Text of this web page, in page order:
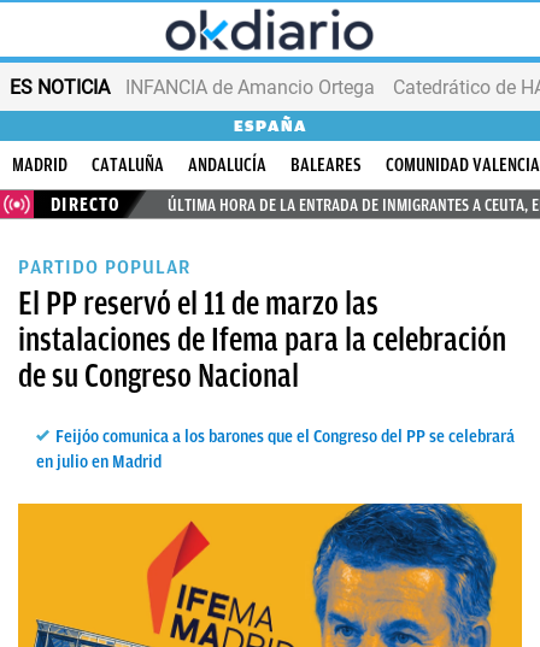
ES NOTICIA INFANCIA de Amancio Ortega
ESPAÑA
MADRID CATALUÑA ANDALUCÍA BALEARES
COMUNIDAD
DIRECTO
ÚLTIMA HORA DE LA ENTRADA DE INMIGRANTES A CEUTA,
PARTIDO POPULAR
El PP reservó el 11 de marzo las
instalaciones de Ifema para la celebración
de su Congreso Nacional
Feijóo comunica a los barones que el Congreso del PP se celebrará
en julio en Madrid